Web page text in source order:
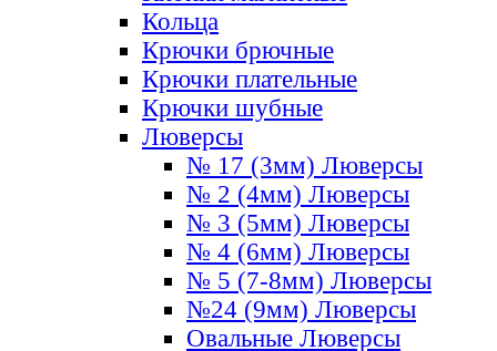
Кольца
Крючки брючные
Крючки плательные
Крючки шубные
Люверсы
№ 17 (3мм) Люверсы
№ 2 (4мм) Люверсы
№ 3 (5мм) Люверсы
№ 4 (6мм) Люверсы
№ 5 (7-8мм) Люверсы
№24 (9мм) Люверсы
Овальные Люверсы